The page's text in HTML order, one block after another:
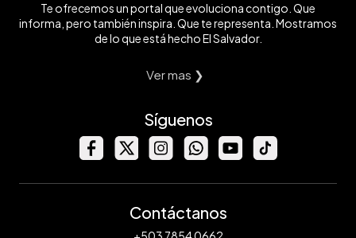
Te ofrecemos un portal que evoluciona contigo. Que
informa, pero también inspira. Que te representa. Mostramos
de lo que está hecho El Salvador.
Ver mas ❯
Síguenos
Contáctanos